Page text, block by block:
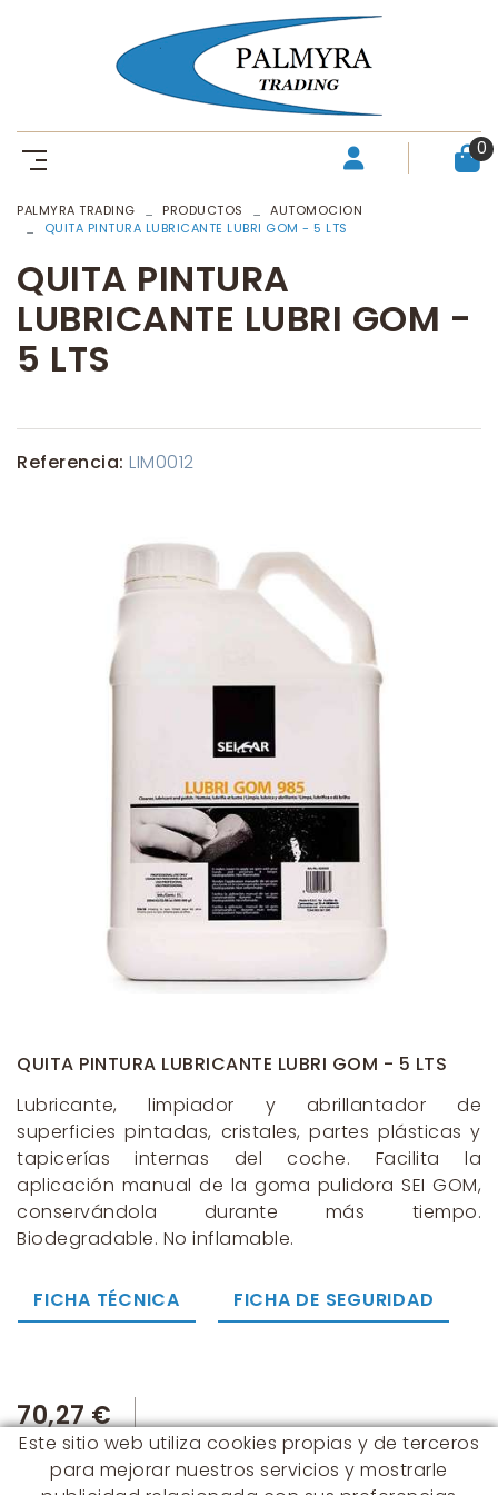
0
PALMYRA TRADING PRODUCTOS
AUTOMOCION
QUITA PINTURA LUBRICANTE LUBRI GOM - 5 LTS
QUITA PINTURA
LUBRICANTE LUBRI GOM -
5 LTS
Referencia: LIM0012
QUITA PINTURA LUBRICANTE LUBRI GOM - 5 LTS
Lubricante, limpiador y abrillantador de
superficies pintadas, cristales, partes plásticas y
tapicerías internas del coche. Facilita la
aplicación manual de la goma pulidora SEI GOM,
conservándola durante más tiempo.
Biodegradable. No inflamable.
FICHA TÉCNICA FICHA DE SEGURIDAD
70,27 €
Este sitio web utiliza cookies propias y de terceros
para mejorar nuestros servicios y mostrarle